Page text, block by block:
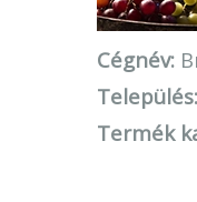
Cégnév:
Település:
Termék